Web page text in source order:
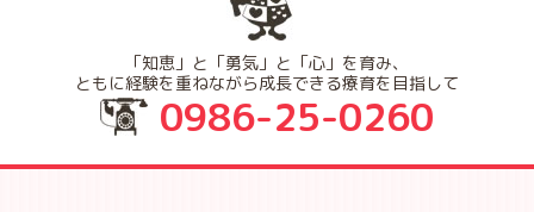
「知恵」と「勇気」と「心」を育み、
ともに経験を重ねながら成長できる療育を目指して
0986-25-0260